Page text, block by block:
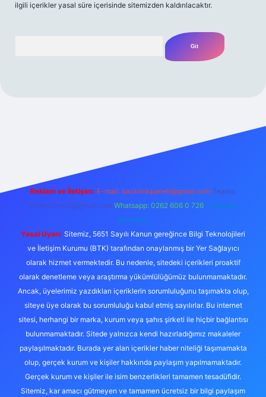
ilgili içerikler yasal süre içerisinde sitemizden kaldırılacaktır.
Reklam ve İletişim: E-mail: backlinkpaneli@gmail.com Teams:
forumhizmeti@gmail.com Whatsapp: 0262 606 0 726 Telegram:
@karabul
Yasal Uyarı: Sitemiz, 5651 Sayılı Kanun gereğince Bilgi Teknolojileri
ve İletişim Kurumu (BTK) tarafından onaylanmış bir Yer Sağlayıcı
olarak hizmet vermektedir. Bu nedenle, sitedeki içerikleri proaktif
olarak denetleme veya araştırma yükümlülüğümüz bulunmamaktadır.
Ancak, üyelerimiz yazdıkları içeriklerin sorumluluğunu taşımakta olup,
siteye üye olarak bu sorumluluğu kabul etmiş sayılırlar. Bu internet
sitesi, herhangi bir marka, kurum veya şahıs şirketi ile hiçbir bağlantısı
bulunmamaktadır. Sitede yalnızca kendi hazırladığımız makaleler
paylaşılmaktadır. Burada yer alan içerikler haber niteliği taşımamakta
olup, gerçek kurum ve kişiler hakkında paylaşım yapılmamaktadır.
Gerçek kurum ve kişiler ile isim benzerlikleri tamamen tesadüfidir.
Sitemiz, kar amacı gütmeyen ve tamamen ücretsiz bir bilgi paylaşım